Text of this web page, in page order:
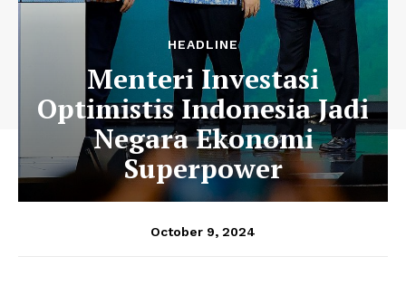
HEADLINE
Menteri Investasi
Optimistis Indonesia Jadi
Negara Ekonomi
Superpower
October 9, 2024